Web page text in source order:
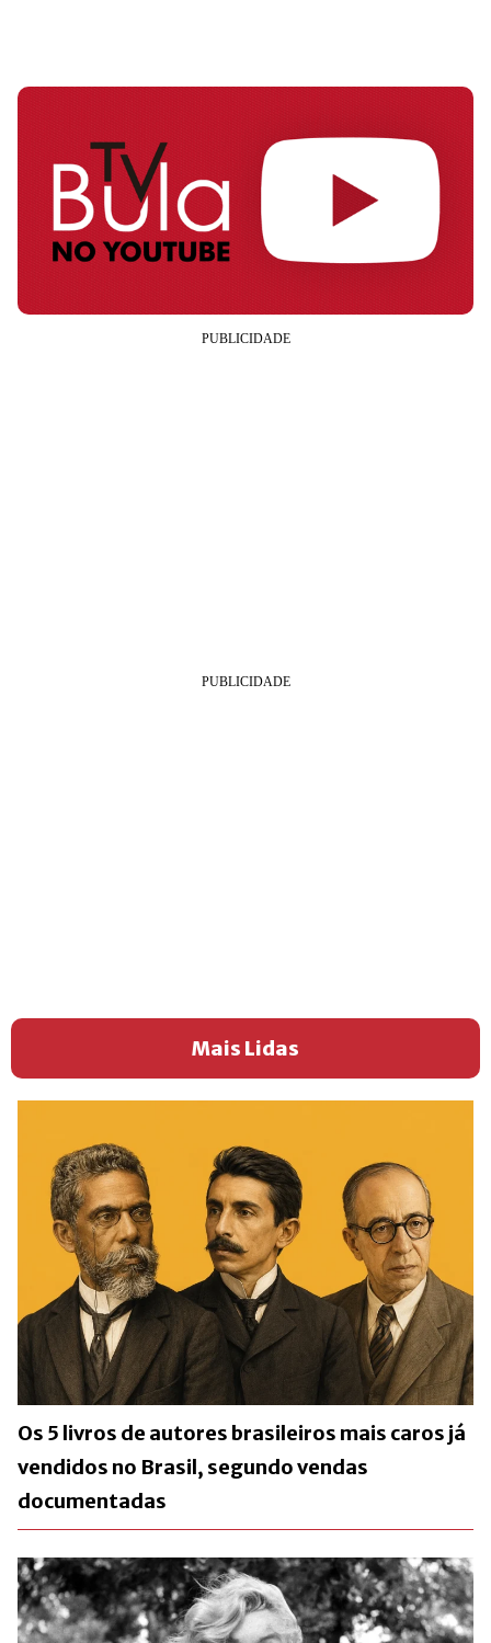
Mais Lidas
Os 5 livros de autores brasileiros mais caros já
vendidos no Brasil, segundo vendas
documentadas